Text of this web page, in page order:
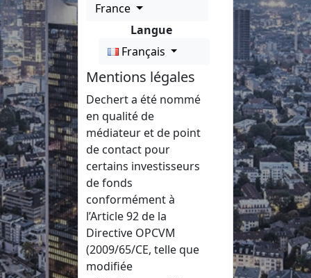
France
Langue
Français
Mentions légales
Dechert a été nommé
en qualité de
médiateur et de point
de contact pour
certains investisseurs
de fonds
conformément à
l’Article 92 de la
Directive OPCVM
(2009/65/CE, telle que
modifiée